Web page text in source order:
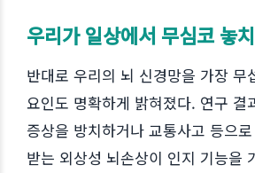
우리가 일상에서 무심코 놓
반대로 우리의 뇌 신경망을 가장 무
요인도 명확하게 밝혀졌다. 연구 결
증상을 방치하거나 교통사고 등으
받는 외상성 뇌손상이 인지 기능을